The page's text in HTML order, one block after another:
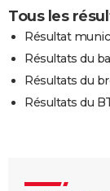
Tous les
Résultat
Résultats du
Résultats du
Résultats du